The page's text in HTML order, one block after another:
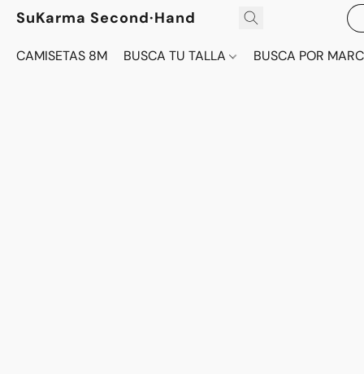
SuKarma Second·Hand
CAMISETAS 8M BUSCA TU TALLA BUSCA POR